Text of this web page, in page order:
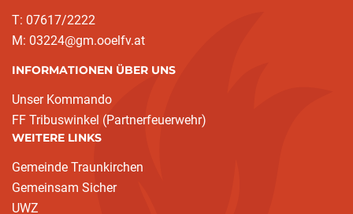
T: 07617/2222
M: 03224@gm.ooelfv.at
INFORMATIONEN ÜBER UNS
Unser Kommando
FF Tribuswinkel (Partnerfeuerwehr)
WEITERE LINKS
Gemeinde Traunkirchen
Gemeinsam Sicher
UWZ